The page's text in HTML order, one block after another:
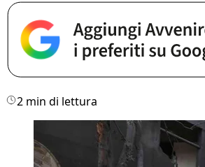
2 min di lettura